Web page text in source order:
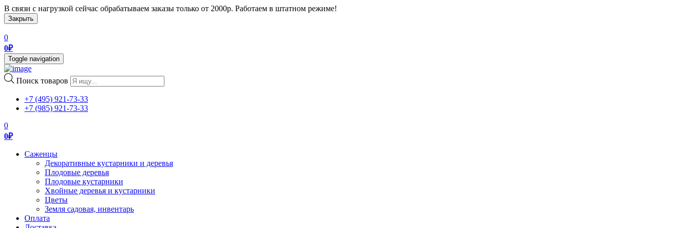
В связи с нагрузкой сейчас обрабатываем заказы только от 2000р. Работаем в штатном режиме!
Закрыть
0
0₽
Toggle navigation
Поиск товаров
+7 (495) 921-73-33
+7 (985) 921-73-33
0
0₽
Саженцы
Декоративные кустарники и деревья
Плодовые деревья
Плодовые кустарники
Хвойные деревья и кустарники
Цветы
Земля садовая, инвентарь
Оплата